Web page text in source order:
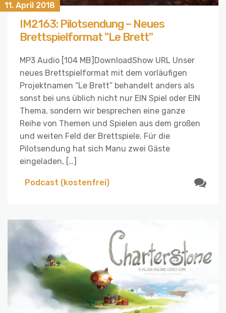
11. April 2018
IM2163: Pilotsendung – Neues
Brettspielformat "Le Brett"
MP3 Audio [104 MB]DownloadShow URL Unser
neues Brettspielformat mit dem vorläufigen
Projektnamen “Le Brett” behandelt anders als
sonst bei uns üblich nicht nur EIN Spiel oder EIN
Thema, sondern wir besprechen eine ganze
Reihe von Themen und Spielen aus dem großen
und weiten Feld der Brettspiele. Für die
Pilotsendung hat sich Manu zwei Gäste
eingeladen, […]
Podcast (kostenfrei)